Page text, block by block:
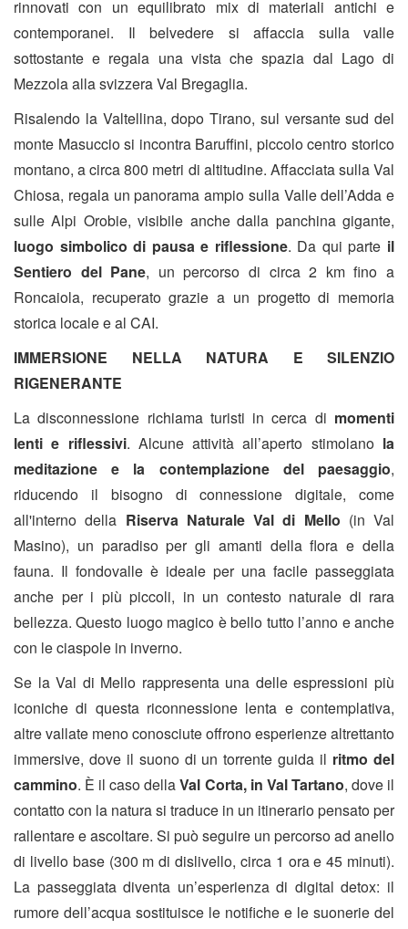
rinnovati con un equilibrato mix di materiali antichi e
contemporanei. Il belvedere si affaccia sulla valle
sottostante e regala una vista che spazia dal Lago di
Mezzola alla svizzera Val Bregaglia.
Risalendo la Valtellina, dopo Tirano, sul versante sud del
monte Masuccio si incontra Baruffini, piccolo centro storico
montano, a circa 800 metri di altitudine. Affacciata sulla Val
Chiosa, regala un panorama ampio sulla Valle dell’Adda e
sulle Alpi Orobie, visibile anche dalla panchina gigante,
luogo simbolico di pausa e riflessione. Da qui parte il
Sentiero del Pane, un percorso di circa 2 km fino a
Roncaiola, recuperato grazie a un progetto di memoria
storica locale e al CAI.
IMMERSIONE NELLA NATURA E SILENZIO
RIGENERANTE
La disconnessione richiama turisti in cerca di momenti
lenti e riflessivi. Alcune attività all’aperto stimolano la
meditazione e la contemplazione del paesaggio,
riducendo il bisogno di connessione digitale, come
all'interno della Riserva Naturale Val di Mello (in Val
Masino), un paradiso per gli amanti della flora e della
fauna. Il fondovalle è ideale per una facile passeggiata
anche per i più piccoli, in un contesto naturale di rara
bellezza. Questo luogo magico è bello tutto l’anno e anche
con le ciaspole in inverno.
Se la Val di Mello rappresenta una delle espressioni più
iconiche di questa riconnessione lenta e contemplativa,
altre vallate meno conosciute offrono esperienze altrettanto
immersive, dove il suono di un torrente guida il ritmo del
cammino. È il caso dellaVal Corta, in Val Tartano, dove il
contatto con la natura si traduce in un itinerario pensato per
rallentare e ascoltare. Si può seguire un percorso ad anello
di livello base (300 m di dislivello, circa 1 ora e 45 minuti).
La passeggiata diventa un’esperienza di digital detox: il
rumore dell’acqua sostituisce le notifiche e le suonerie del